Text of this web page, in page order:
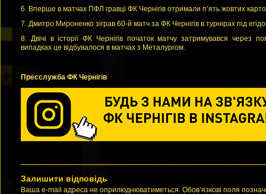
6. Вперше в матчах ПФЛ гравці ФК Чернігів отримали п’ять жовтих
7. Дмитро Мироненко зіграв 60-й матч за ФК Чернігів в турнірах під
8. Двічі в історії ФК Чернігів початок матчу затримувався через
випадках це відбувалося в матчах з Металургом.
Пресслужба ФК Чернігів
Залишити відповідь
Ваша e-mail адреса не оприлюднюватиметься. Обов’язкові поля